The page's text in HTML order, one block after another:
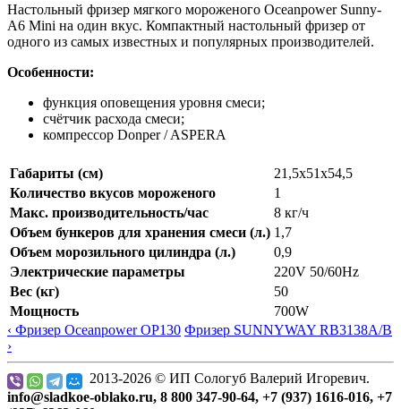
Настольный фризер мягкого мороженого Oceanpower Sunny-
A6 Mini на один вкус. Компактный настольный фризер от
одного из самых известных и популярных производителей.
Особенности:
функция оповещения уровня смеси;
счётчик расхода смеси;
компрессор Donper / ASPERA
Габариты (см)
21,5х51х54,5
Количество вкусов мороженого
1
Макс. производительность/час
8 кг/ч
Объем бункеров для хранения смеси (л.) 1,7
Объем морозильного цилиндра (л.)
0,9
Электрические параметры
220V 50/60Hz
Вес (кг)
50
Мощность
700W
‹ Фризер Oceanpower OP130 Фризер SUNNYWAY RB3138A/B
›
2013-2026 © ИП Сологуб Валерий Игоревич.
info@sladkoe-oblako.ru, 8 800 347-90-64, +7 (937) 1616-016, +7